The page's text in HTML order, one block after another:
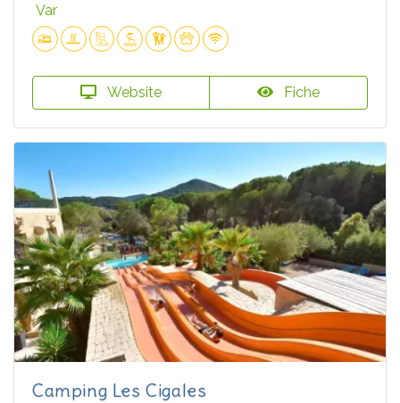
Var
Website Fiche
Camping Les Cigales